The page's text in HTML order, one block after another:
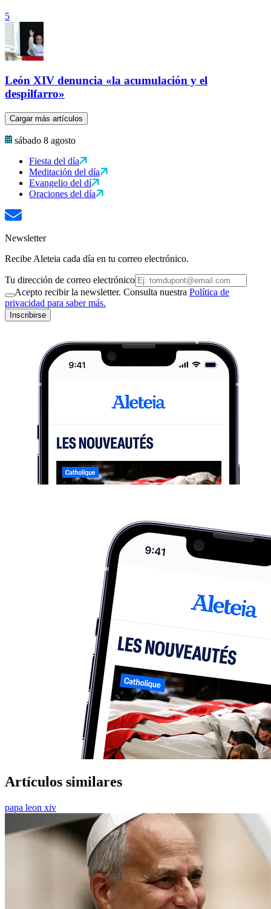
5
León XIV denuncia «la acumulación y el
despilfarro»
Cargar más artículos
sábado 8 agosto
Fiesta del día
Meditación del día
Evangelio del dí
Oraciones del día
Newsletter
Recibe Aleteia cada día en tu correo electrónico.
Tu dirección de correo electrónico
Acepto recibir la newsletter. Consulta nuestra Política de
privacidad para saber más.
Inscribirse
Artículos similares
papa leon xiv